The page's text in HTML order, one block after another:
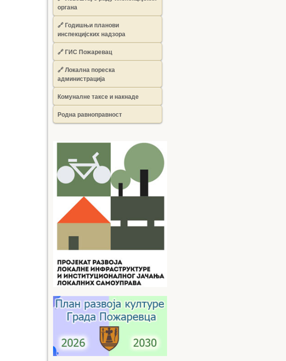
органа
🔗Годишњи планови
инспекцијских надзора
🔗 ГИС Пожаревац
🔗 Локална пореска
администрација
Комуналне таксе и накнаде
Родна равноправност